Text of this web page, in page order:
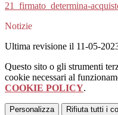
21_firmato_determina-
Notizie
Ultima revisione il 11-05-
Questo sito o gli strumenti
cookie necessari al
COOKIE POLICY.
Personalizza Rifiuta tutti i